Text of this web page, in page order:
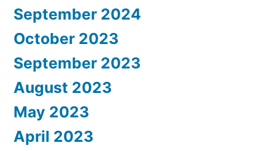
September 2024
October 2023
September 2023
August 2023
May 2023
April 2023